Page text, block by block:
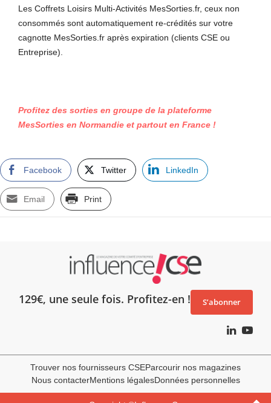
Les Coffrets Loisirs Multi-Activités MesSorties.fr, ceux non
consommés sont automatiquement re-crédités sur votre
cagnotte MesSorties.fr après expiration (clients CSE ou
Entreprise).
Profitez des sorties en groupe de la plateforme
MesSorties en Normandie et partout en France !
Facebook Twitter LinkedIn
Email Print
129€, une seule fois. Profitez-en ! S’abonner
Trouver nos fournisseurs CSEParcourir nos magazines
Nous contacterMentions légalesDonnées personnelles